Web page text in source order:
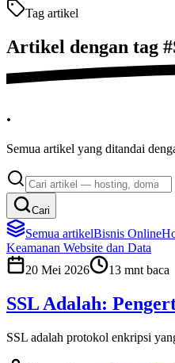
Tag artikel
Artikel dengan tag #
.
Semua artikel yang ditandai
Cari
Semua artikelBisnis Online
Keamanan Website dan Data
20 Mei 2026
13 mnt baca
SSL Adalah:
SSL adalah protokol enkripsi